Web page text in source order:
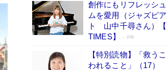
た“人を育てるコツ”…芸への考え
す
Book Bang
「『火垂るの墓』は、大嘘である」原作
続けた“自責の念”とは…「自己憐憫は描
い」監督が徹底的にこだわったこと（
戦争の記憶
Book Bang
創作にもリフレッシ
ムを愛用（ジャズピ
ト 山中千尋さん）
TIMES】
PR
【特別読物】「救う
われること」（17）